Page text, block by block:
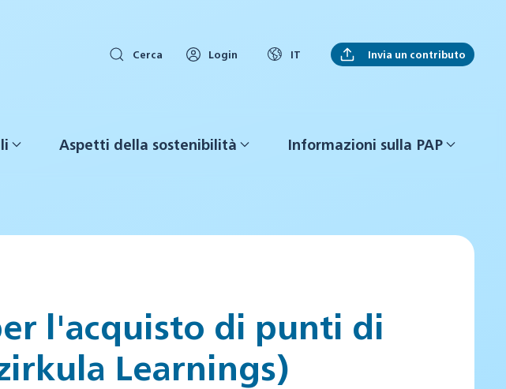
Cerca Login IT Invia un contributo
Aspetti della sostenibilità Informazioni sulla PAP
l'acquisto di punti di
Learnings)